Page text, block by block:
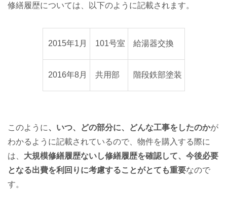
修繕履歴については、以下のように記載されます。
2015年1月 101号室 給湯器交換
2016年8月 共用部 階段鉄部塗装
このように、いつ、どの部分に、どんな工事をしたのかが
わかるように記載されているので、物件を購入する際に
は、 大規模修繕履歴ないし修繕履歴を確認して、今後必要
となる出費を利回りに考慮することがとても重要なので
す。